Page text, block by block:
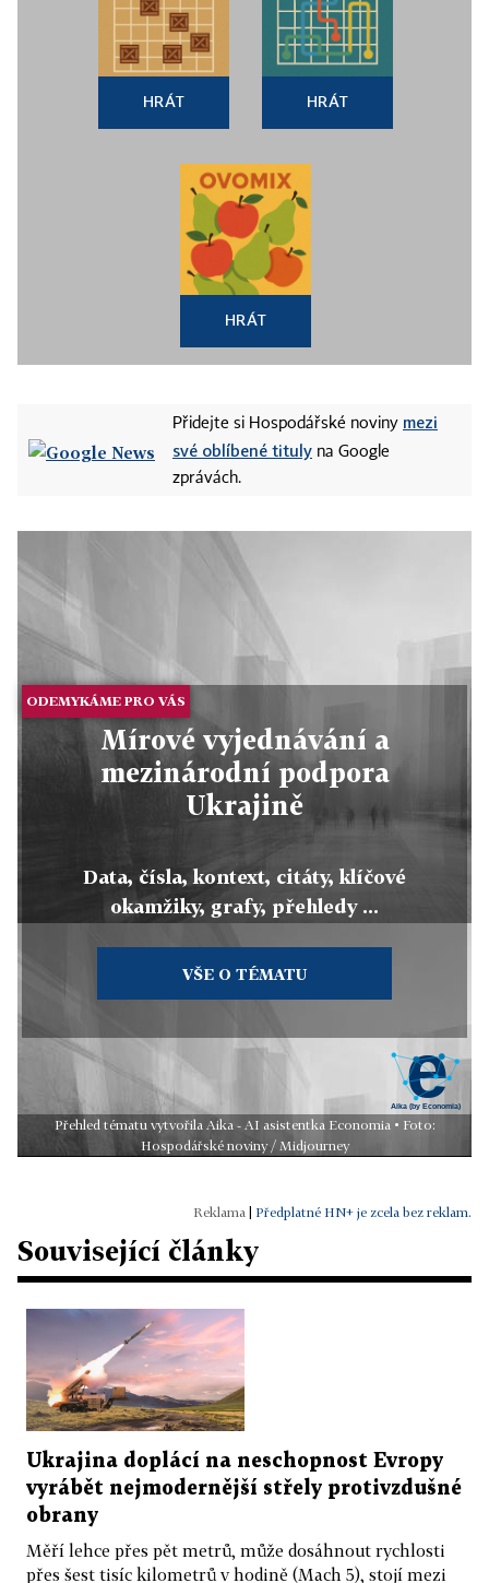
HRÁT HRÁT
HRÁT
Přidejte si Hospodářské noviny mezi
své oblíbené tituly na Google
zprávách.
ODEMYKÁME PRO VÁS
Mírové vyjednávání a
mezinárodní podpora
Ukrajině
Data, čísla, kontext, citáty, klíčové
okamžiky, grafy, přehledy ...
VŠE O TÉMATU
Přehled tématu vytvořila Aika - AI asistentka Economia • Foto:
Hospodářské noviny / Midjourney
| Předplatné HN+ je zcela bez reklam.
Související články
Ukrajina doplácí na neschopnost Evropy
vyrábět nejmodernější střely protivzdušné
obrany
Měří lehce přes pět metrů, může dosáhnout rychlosti
přes šest tisíc kilometrů v hodině (Mach 5), stojí mezi